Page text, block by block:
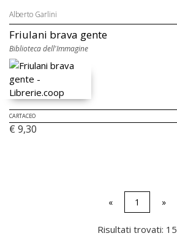
Alberto Garlini
Friulani brava gente
Biblioteca dell'Immagine
CARTACEO
€ 9,30
« 1 »
Risultati trovati: 15